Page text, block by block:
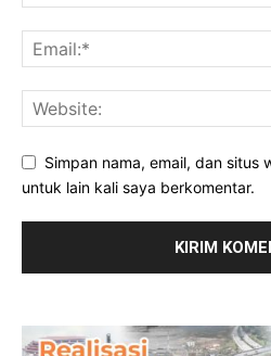
Simpan nama, email, dan situs
untuk lain kali saya berkomentar.